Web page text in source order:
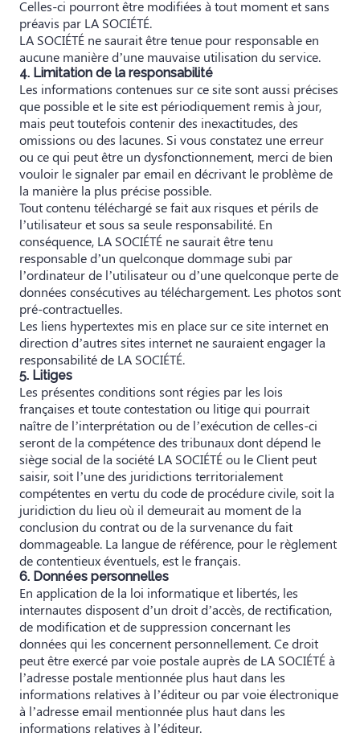
Celles-ci pourront être modifiées à tout moment et sans
préavis par LA SOCIÉTÉ.
LA SOCIÉTÉ ne saurait être tenue pour responsable en
aucune manière d’une mauvaise utilisation du service.
4. Limitation de la responsabilité
Les informations contenues sur ce site sont aussi précises
que possible et le site est périodiquement remis à jour,
mais peut toutefois contenir des inexactitudes, des
omissions ou des lacunes. Si vous constatez une erreur
ou ce qui peut être un dysfonctionnement, merci de bien
vouloir le signaler par email en décrivant le problème de
la manière la plus précise possible.
Tout contenu téléchargé se fait aux risques et périls de
l’utilisateur et sous sa seule responsabilité. En
conséquence, LA SOCIÉTÉ ne saurait être tenu
responsable d’un quelconque dommage subi par
l’ordinateur de l’utilisateur ou d’une quelconque perte de
données consécutives au téléchargement. Les photos sont
pré-contractuelles.
Les liens hypertextes mis en place sur ce site internet en
direction d’autres sites internet ne sauraient engager la
responsabilité de LA SOCIÉTÉ.
5. Litiges
Les présentes conditions sont régies par les lois
françaises et toute contestation ou litige qui pourrait
naître de l’interprétation ou de l’exécution de celles-ci
seront de la compétence des tribunaux dont dépend le
siège social de la société LA SOCIÉTÉ ou le Client peut
saisir, soit l’une des juridictions territorialement
compétentes en vertu du code de procédure civile, soit la
juridiction du lieu où il demeurait au moment de la
conclusion du contrat ou de la survenance du fait
dommageable. La langue de référence, pour le règlement
de contentieux éventuels, est le français.
6. Données personnelles
En application de la loi informatique et libertés, les
internautes disposent d’un droit d’accès, de rectification,
de modification et de suppression concernant les
données qui les concernent personnellement. Ce droit
peut être exercé par voie postale auprès de LA SOCIÉTÉ à
l’adresse postale mentionnée plus haut dans les
informations relatives à l’éditeur ou par voie électronique
à l’adresse email mentionnée plus haut dans les
informations relatives à l’éditeur.